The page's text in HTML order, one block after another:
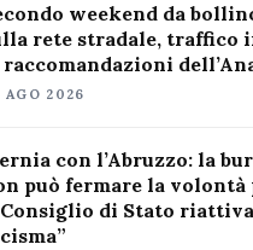
weekend da
rete stradale, traffico
AGO 2026
con l’Abruzzo: la
può fermare la volontà
di Stato